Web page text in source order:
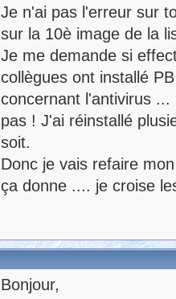
Je n'ai pas l'erreur sur
sur la 10è image de la
Je me demande si
collègues ont installé
concernant l'antivirus
pas ! J'ai réinstallé
soit.
Donc je vais refaire
ça donne .... je croise
Bonjour,